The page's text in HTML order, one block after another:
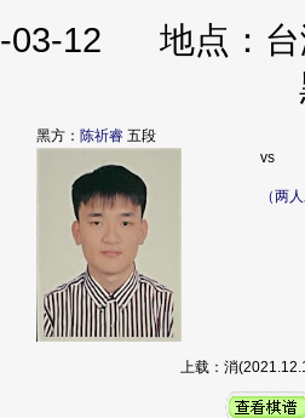
03-12 地点
黑方： 陈祈睿 五段
vs
（两
上载：消